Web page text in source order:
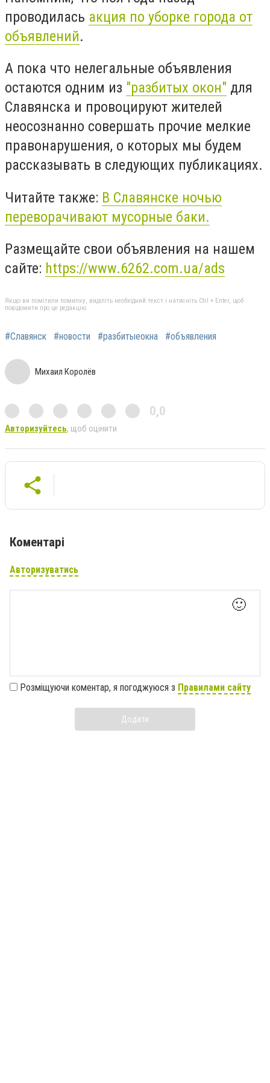
проводилась акция по уборке города от
объявлений.
А пока что нелегальные объявления
остаются одним из "разбитых окон" для
Славянска и провоцируют жителей
неосознанно совершать прочие мелкие
правонарушения, о которых мы будем
рассказывать в следующих публикациях.
Читайте также: В Славянске ночью
переворачивают мусорные баки.
Размещайте свои объявления на нашем
сайте: https://www.6262.com.ua/ads
Якщо ви помітили помилку, виділіть необхідний текст і натисніть Ctrl + Enter, щоб
повідомити про це редакцію
#Славянск #новости #разбитыеокна #объявления
Михаил Королёв
0,0
Авторизуйтесь, щоб оцінити
Коментарі
Авторизуватись
🙂
Розміщуючи коментар, я погоджуюся з Правилами сайту
Додати